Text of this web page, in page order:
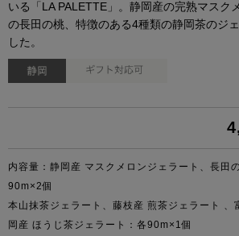
いる「LA PALETTE」。静岡産の完熟マスク
の長田の桃、特徴のある4種類の静岡茶のジ
した。
内容量：静岡産 マスクメロンジェラート、長田
90m×2個
本山抹茶ジェラート、藤枝産 煎茶ジェラート 、
岡産 ほうじ茶ジェラート：各90m×1個